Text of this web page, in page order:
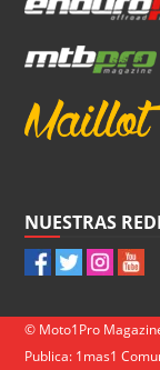
NUESTRAS
© Moto1Pro
Publica: 1mas1